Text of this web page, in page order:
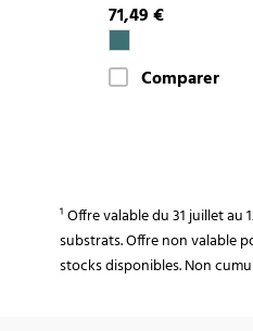
71,49 €
Comparer
¹ Offre valable du 31 juillet
substrats. Offre non valable
stocks disponibles. Non